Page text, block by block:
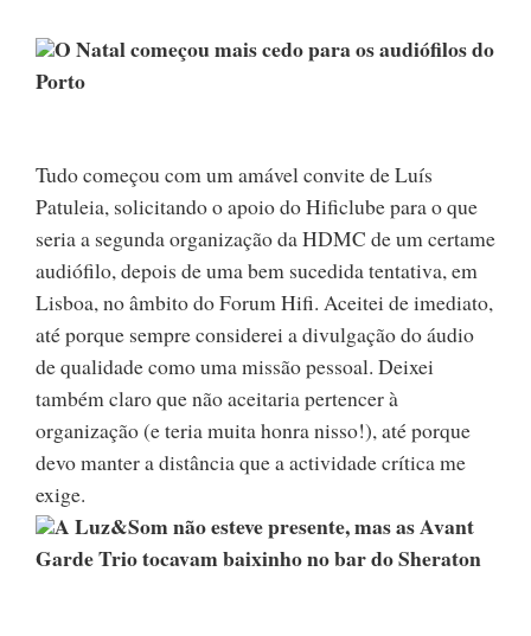
O Natal começou mais cedo para os audiófilos do
Porto
Tudo começou com um amável convite de Luís
Patuleia, solicitando o apoio do Hificlube para o que
seria a segunda organização da HDMC de um certame
audiófilo, depois de uma bem sucedida tentativa, em
Lisboa, no âmbito do Forum Hifi. Aceitei de imediato,
até porque sempre considerei a divulgação do áudio
de qualidade como uma missão pessoal. Deixei
também claro que não aceitaria pertencer à
organização (e teria muita honra nisso!), até porque
devo manter a distância que a actividade crítica me
exige.
A Luz&Som não esteve presente, mas as Avant
Garde Trio tocavam baixinho no bar do Sheraton